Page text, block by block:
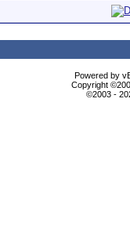
Powered by
Copyright
©2003 -